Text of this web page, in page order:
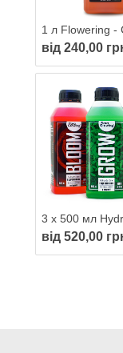
від 240,00
від 520,00